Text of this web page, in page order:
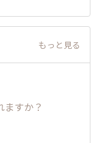
もっと見る
すか？